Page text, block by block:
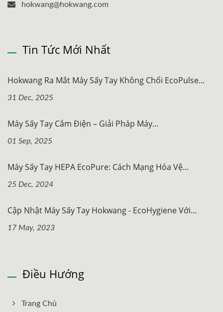
hokwang@hokwang.com
Tin Tức Mới Nhất
Hokwang Ra Mắt Máy Sấy Tay Không Chổi EcoPulse...
31 Dec, 2025
Máy Sấy Tay Cắm Điện – Giải Pháp Máy...
01 Sep, 2025
Máy Sấy Tay HEPA EcoPure: Cách Mạng Hóa Vệ...
25 Dec, 2024
Cập Nhật Máy Sấy Tay Hokwang - EcoHygiene Với...
17 May, 2023
Điều Hướng
Trang Chủ